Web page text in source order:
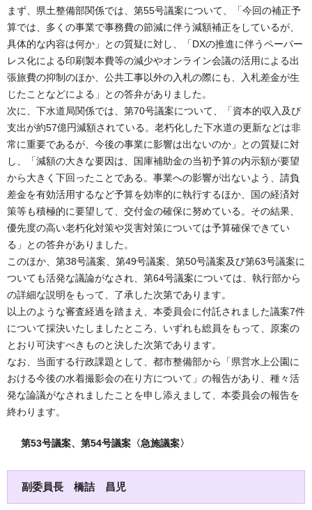
まず、県土整備部関係では、第55号議案について、「今回の補正予
算では、多くの事業で事務費の節減に伴う減額補正をしているが、
具体的な内容は何か」との質疑に対し、「DXの推進に伴うペーパー
レス化による印刷製本費等の減少やオンライン会議の活用による出
張旅費の抑制のほか、公共工事以外の入札の際にも、入札差金が生
じたことなどによる」との答弁がありました。
次に、下水道局関係では、第70号議案について、「資本的収入及び
支出が約57億円減額されている。老朽化した下水道の更新などは非
常に重要であるが、今後の事業に影響は出ないのか」との質疑に対
し、「減額の大きな要因は、国庫補助金の当初予算の内示額が要望
から大きく下回ったことである。事業への影響が出ないよう、請負
差金を有効活用するなど予算を効率的に執行するほか、国の経済対
策等も積極的に要望して、交付金の確保に努めている。その結果、
優先度の高い老朽化対策や災害対策については予算確保できてい
る」との答弁がありました。
このほか、第38号議案、第49号議案、第50号議案及び第63号議案に
ついても活発な議論がなされ、第64号議案については、執行部から
の詳細な説明をもって、了承した次第であります。
以上のような審査経過を踏まえ、本委員会に付託されました議案7件
について採決いたしましたところ、いずれも総員をもって、原案の
とおり可決すべきものと決した次第であります。
なお、当面する行政課題として、都市整備部から「県営水上公園に
おける今後の水着撮影会の在り方について」の報告があり、種々活
発な論議がなされましたことを申し添えまして、本委員会の報告を
終わります。
第53号議案、第54号議案〈急施議案〉
副委員長 橋詰 昌児